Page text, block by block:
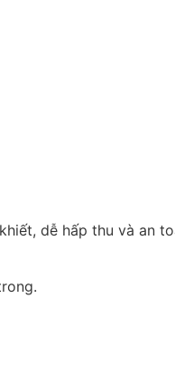
dễ hấp thu và an